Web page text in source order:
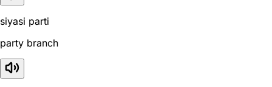
siyasi parti
party branch